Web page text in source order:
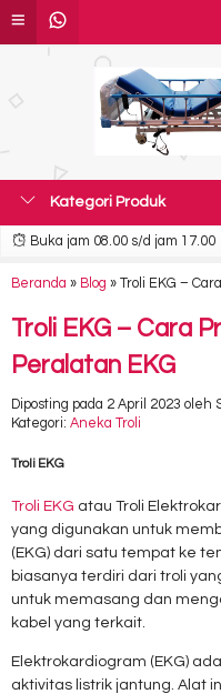
Kategori Produk
Buka jam 08.00 s/d jam 17.00
Beranda » Blog » Troli EKG –
Troli EKG – Cara
Peralatan EKG
Diposting pada 2 April 2023
Kategori: Aneka Troli
Troli EKG
Troli EKG atau Troli
yang digunakan untuk
(EKG) dari satu tempat ke
biasanya terdiri dari troli
untuk memasang dan
kabel yang terkait.
Elektrokardiogram (EKG)
aktivitas listrik jantung. Alat